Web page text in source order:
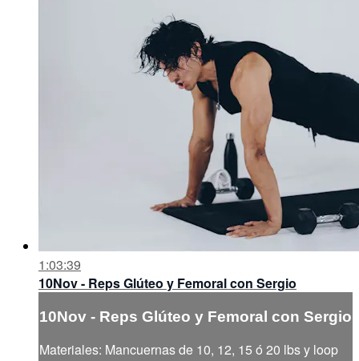
1:03:39
10Nov - Reps Glúteo y Femoral con Sergio
10Nov - Reps Glúteo y Femoral con Sergio
Materiales: Mancuernas de 10, 12, 15 ó 20 lbs y loop